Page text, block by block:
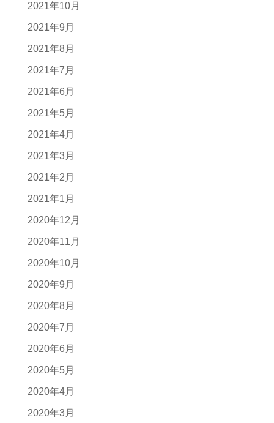
2021年10月
2021年9月
2021年8月
2021年7月
2021年6月
2021年5月
2021年4月
2021年3月
2021年2月
2021年1月
2020年12月
2020年11月
2020年10月
2020年9月
2020年8月
2020年7月
2020年6月
2020年5月
2020年4月
2020年3月